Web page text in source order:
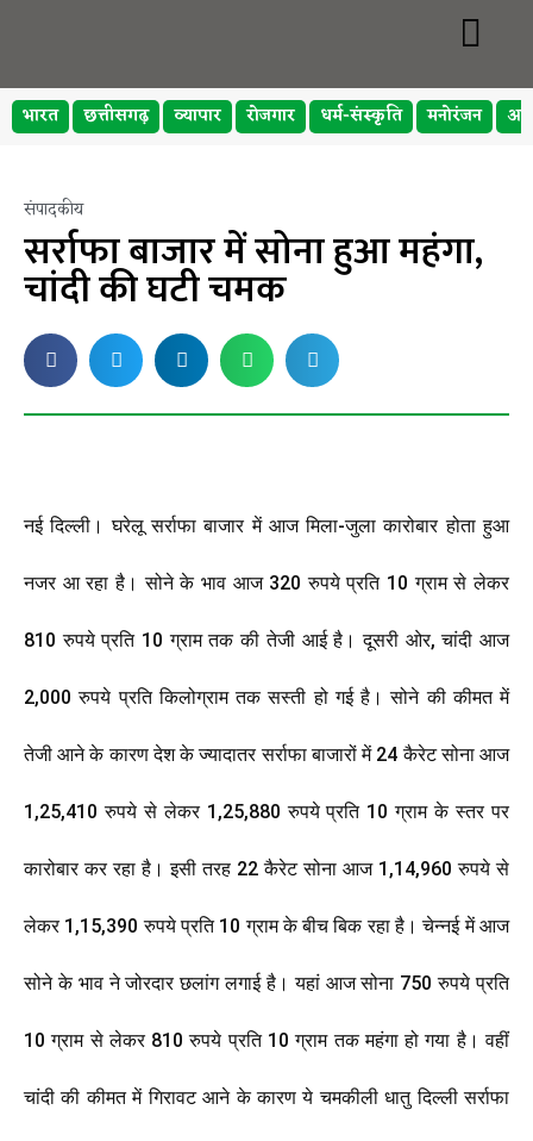
भारत छत्तीसगढ़ व्यापार रोजगार धर्म-संस्कृति मनोरंजन
संपादकीय
सर्राफा बाजार में सोना हुआ महंगा,
चांदी की घटी चमक
नई दिल्ली। घरेलू सर्राफा बाजार में आज मिला-जुला कारोबार होता हुआ
नजर आ रहा है। सोने के भाव आज 320 रुपये प्रति 10 ग्राम से लेकर
810 रुपये प्रति 10 ग्राम तक की तेजी आई है। दूसरी ओर, चांदी आज
2,000 रुपये प्रति किलोग्राम तक सस्ती हो गई है। सोने की कीमत में
तेजी आने के कारण देश के ज्यादातर सर्राफा बाजारों में 24 कैरेट सोना आज
1,25,410 रुपये से लेकर 1,25,880 रुपये प्रति 10 ग्राम के स्तर पर
कारोबार कर रहा है। इसी तरह 22 कैरेट सोना आज 1,14,960 रुपये से
लेकर 1,15,390 रुपये प्रति 10 ग्राम के बीच बिक रहा है। चेन्नई में आज
सोने के भाव ने जोरदार छलांग लगाई है। यहां आज सोना 750 रुपये प्रति
10 ग्राम से लेकर 810 रुपये प्रति 10 ग्राम तक महंगा हो गया है। वहीं
चांदी की कीमत में गिरावट आने के कारण ये चमकीली धातु दिल्ली सर्राफा